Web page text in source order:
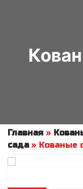
Главная »
сада» Кованые